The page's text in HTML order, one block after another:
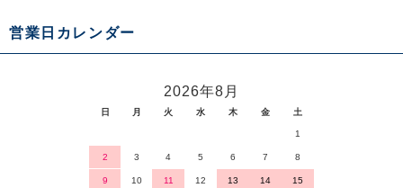
営業日カレンダー
2026年8月
日 月 火 水 木 金 土
1
2 3 4 5 6 7 8
9 10 11 12 13 14 15